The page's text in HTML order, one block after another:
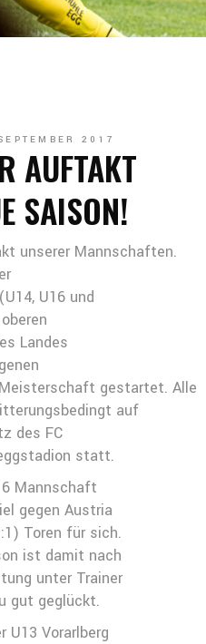
2017
AUFTAKT
SAISON!
unserer Mannschaften.
U16 und
Landes
gestartet. Alle
auf
des FC
statt.
Mannschaft
gegen Austria
Toren für sich.
ist damit nach
unter Trainer
gut geglückt.
U13 Vorarlberg